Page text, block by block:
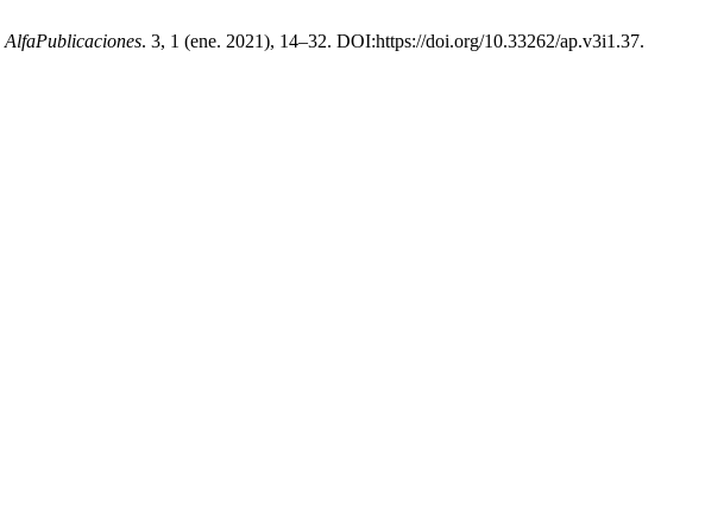
AlfaPublicaciones. 3, 1 (ene. 2021), 14–32. DOI:https://doi.org/10.33262/ap.v3i1.37.